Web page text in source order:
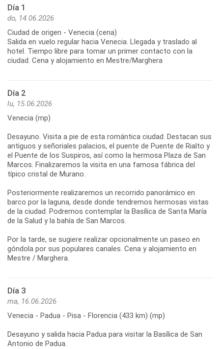
Día 1
do, 14.06.2026
Ciudad de origen - Venecia (cena)
Salida en vuelo regular hacia Venecia. Llegada y traslado al
hotel. Tiempo libre para tomar un primer contacto con la
ciudad. Cena y alojamiento en Mestre/Marghera
Día 2
lu, 15.06.2026
Venecia (mp)
Desayuno. Visita a pie de esta romántica ciudad. Destacan sus
antiguos y señoriales palacios, el puente de Puente de Rialto y
el Puente de los Suspiros, así como la hermosa Plaza de San
Marcos. Finalizaremos la visita en una famosa fábrica del
típico cristal de Murano.
Posteriormente realizaremos un recorrido panorámico en
barco por la laguna, desde donde tendremos hermosas vistas
de la ciudad. Podremos contemplar la Basílica de Santa María
de la Salud y la bahía de San Marcos.
Por la tarde, se sugiere realizar opcionalmente un paseo en
góndola por sus populares canales. Cena y alojamiento en
Día 3
ma, 16.06.2026
Venecia - Padua - Pisa - Florencia (433 km) (mp)
Desayuno y salida hacia Padua para visitar la Basílica de San
Antonio de Padua.